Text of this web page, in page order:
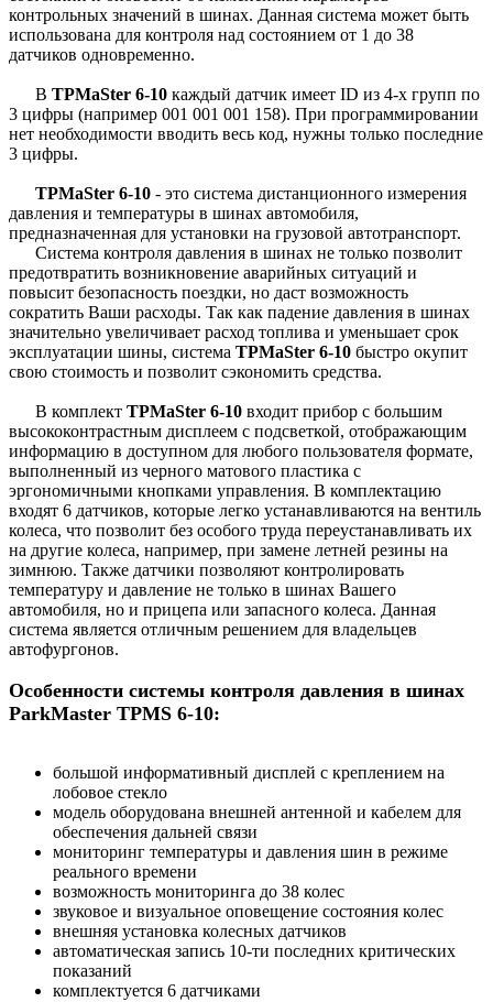
контрольных значений в шинах. Данная система может быть
использована для контроля над состоянием от 1 до 38
датчиков одновременно.
В TPMaSter 6-10 каждый датчик имеет ID из 4-х групп по
3 цифры (например 001 001 001 158). При программировании
нет необходимости вводить весь код, нужны только последние
3 цифры.
TPMaSter 6-10 - это система дистанционного измерения
давления и температуры в шинах автомобиля,
предназначенная для установки на грузовой автотранспорт.
Система контроля давления в шинах не только позволит
предотвратить возникновение аварийных ситуаций и
повысит безопасность поездки, но даст возможность
сократить Ваши расходы. Так как падение давления в шинах
значительно увеличивает расход топлива и уменьшает срок
эксплуатации шины, система TPMaSter 6-10 быстро окупит
свою стоимость и позволит сэкономить средства.
В комплект TPMaSter 6-10 входит прибор с большим
высококонтрастным дисплеем c подсветкой, отображающим
информацию в доступном для любого пользователя формате,
выполненный из черного матового пластика с
эргономичными кнопками управления. В комплектацию
входят 6 датчиков, которые легко устанавливаются на вентиль
колеса, что позволит без особого труда переустанавливать их
на другие колеса, например, при замене летней резины на
зимнюю. Также датчики позволяют контролировать
температуру и давление не только в шинах Вашего
автомобиля, но и прицепа или запасного колеса. Данная
система является отличным решением для владельцев
автофургонов.
Особенности системы контроля давления в шинах
ParkMaster TPMS 6-10:
большой информативный дисплей с креплением на
лобовое стекло
модель оборудована внешней антенной и кабелем для
обеспечения дальней связи
мониторинг температуры и давления шин в режиме
реального времени
возможность мониторинга до 38 колес
звуковое и визуальное оповещение состояния колес
внешняя установка колесных датчиков
автоматическая запись 10-ти последних критических
показаний
комплектуется 6 датчиками